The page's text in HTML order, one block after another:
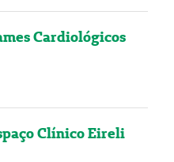
Cardiológicos
Clínico Eireli